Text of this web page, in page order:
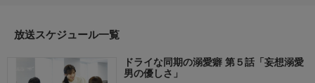
温水仁…半田周平
原作・脚本・監督
放送スケジュール一覧
ドライな同期の溺愛癖 第５話「妄想溺愛
男の優しさ」